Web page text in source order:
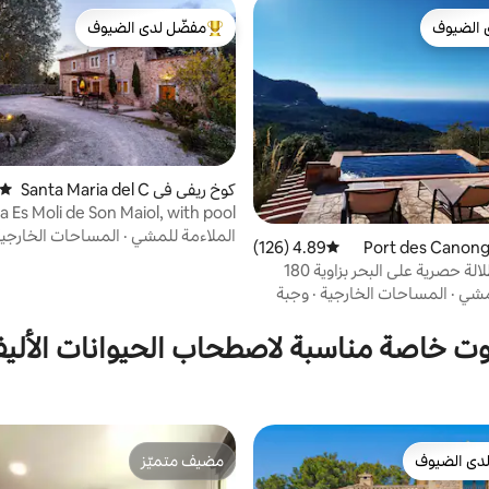
الضيوف
الضيوف
متوسط التقييم 4.89 من 5، 126 مراجعات
4.89 (126)
بينيميرا - إطلالة حصرية على البحر بزاوية 180
· المساحات الخارجية · وجبة
من أبرز البيوت المفضّلة لدى الضيوف
مفضّل لدى الضيوف
كوخ ريفي في Santa Maria del C
amí
Es Moli de Son Maiol, with pool
الملاءمة للمشي · المساحات
خاصة مناسبة لاصطحاب الحيوانات
المفضّلة لدى الضيوف
الضيوف
مضيف متميّز
مضيف متميّز